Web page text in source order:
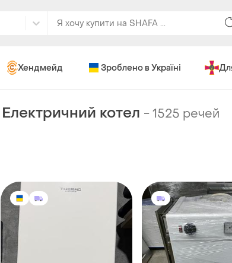
Хендмейд Зроблено в Україні
Електричний котел -1525 речей